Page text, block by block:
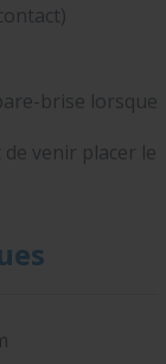
brise lorsque
venir placer le